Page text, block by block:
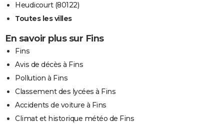
Heudicourt (80122)
Toutes les villes
En savoir plus sur Fins
Fins
Avis de décès à Fins
Pollution à Fins
Classement des lycées à Fins
Accidents de voiture à Fins
Climat et historique météo de Fins